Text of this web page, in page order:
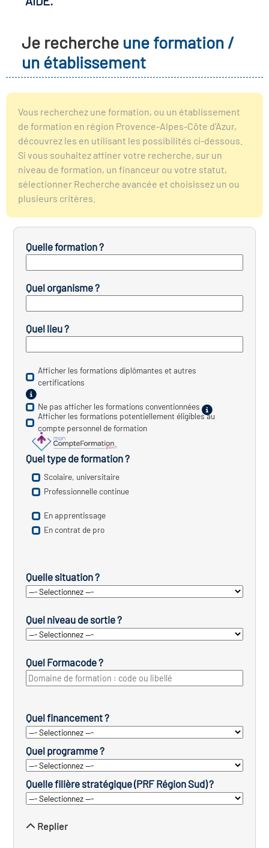
les métiers
clés métiers et
lieu d'information ou
Solidaire (ESS)
du secteur sanitaire
de l'Industrie
emploi-formation
des transitions
de construction)
des secteurs(en
construction)
Je recherche une formation /
un établissement
Vous recherchez une formation, ou un établissement
de formation en région Provence-Alpes-Côte d’Azur,
découvrez les en utilisant les possibilités ci-dessous.
Si vous souhaitez affiner votre recherche, sur un
niveau de formation, un financeur ou votre statut,
sélectionner Recherche avancée et choisissez un ou
plusieurs critères.
Quelle formation ?
Quel organisme ?
Quel lieu ?
Afficher les formations diplômantes et autres
certifications
Ne pas afficher les formations conventionnées
Afficher les formations potentiellement éligibles au
compte personnel de formation
Quel type de formation ?
Scolaire, universitaire
Professionnelle continue
En apprentissage
En contrat de pro
Quelle situation ?
Quel niveau de sortie ?
Quel Formacode ?
Quel financement ?
Quel programme ?
Quelle filière stratégique (PRF Région Sud) ?
Replier